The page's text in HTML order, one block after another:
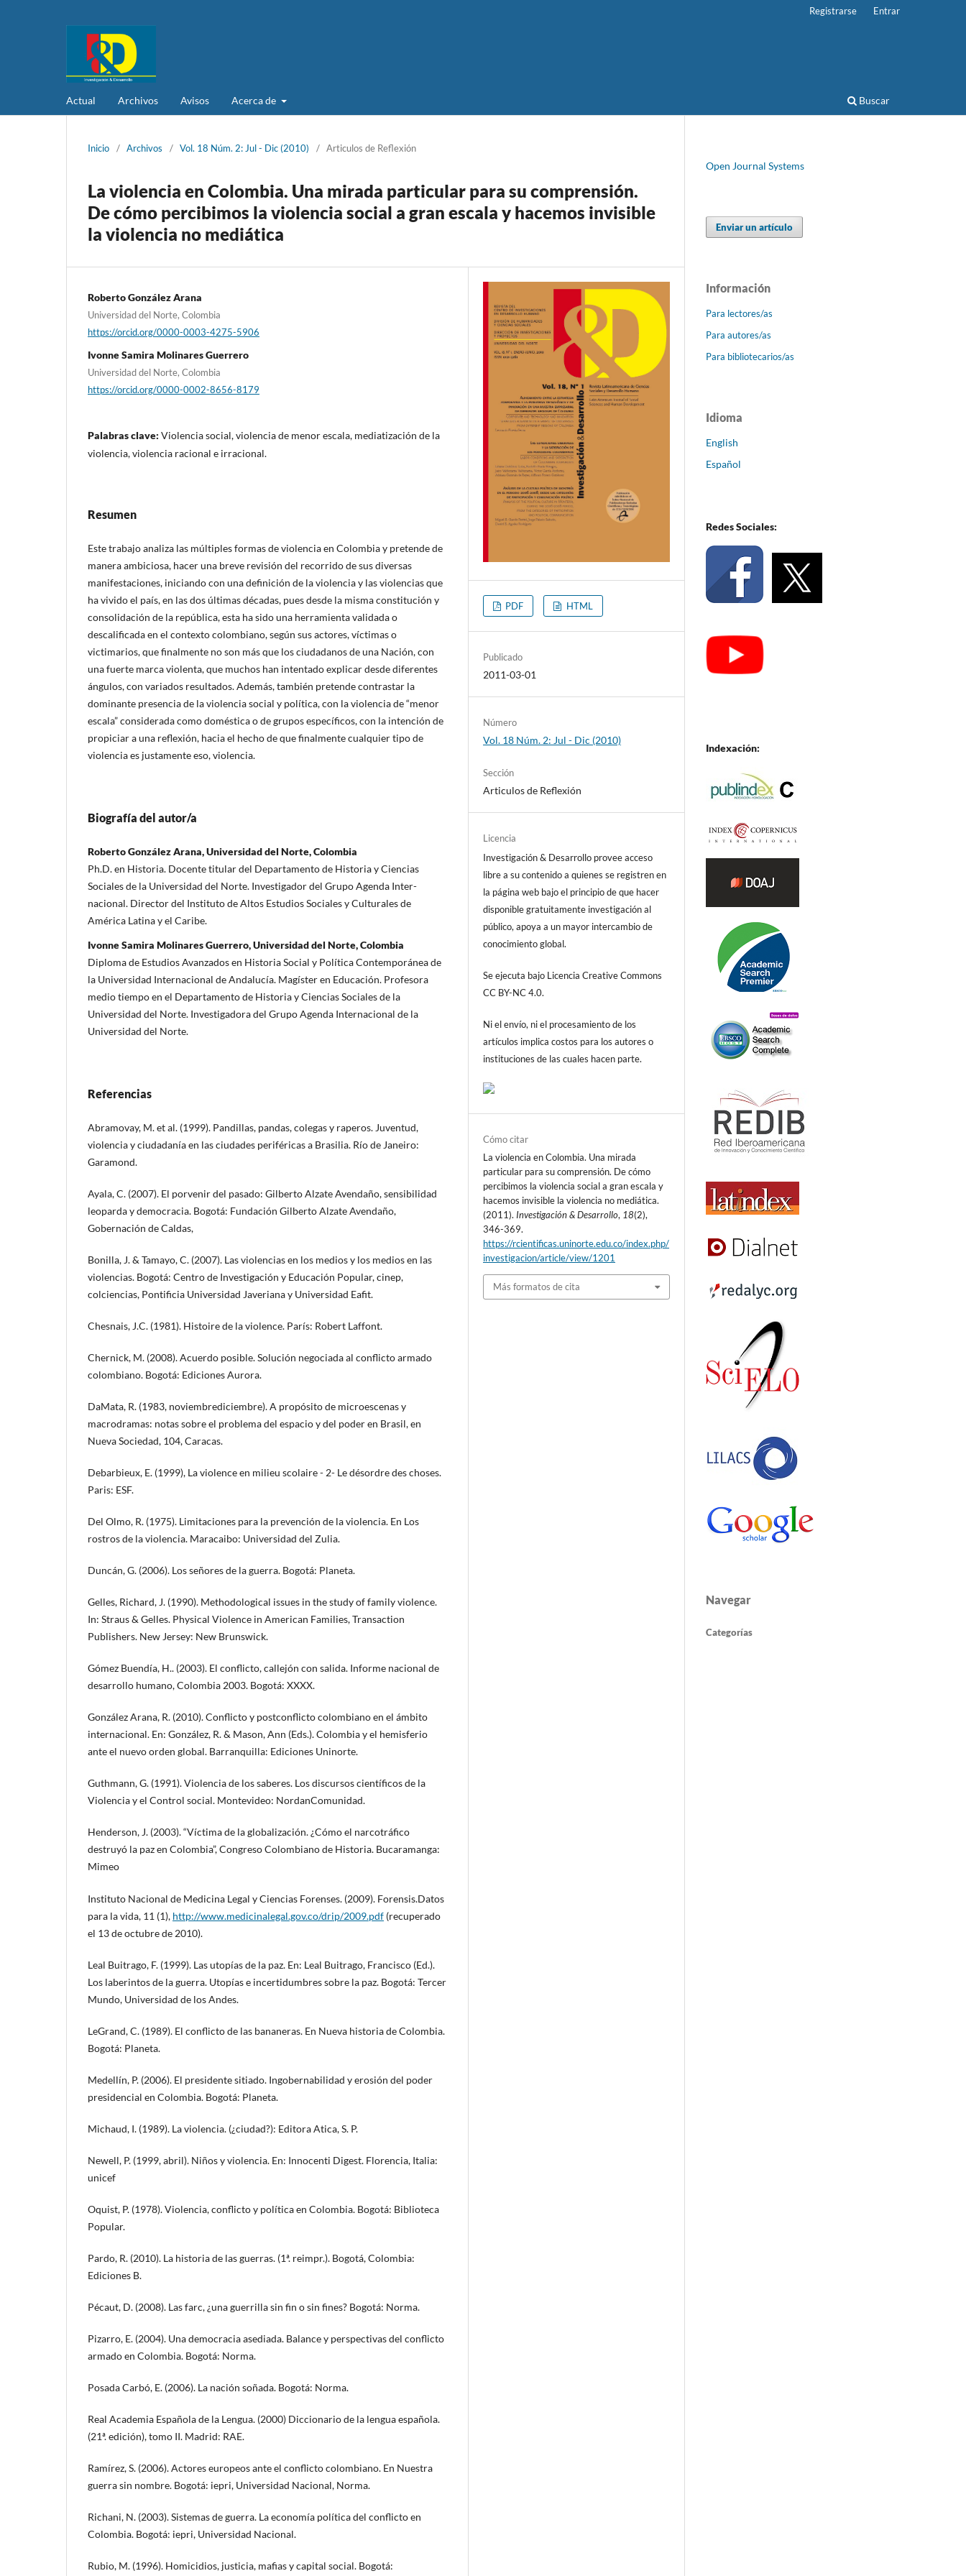
Actual Archivos Avisos Acerca de Buscar
Registrarse Entrar
Inicio / Archivos / Vol. 18 Núm. 2: Jul - Dic (2010) / Articulos de Reflexión
La violencia en Colombia. Una mirada particular para su comprensión.
De cómo percibimos la violencia social a gran escala y hacemos invisible
la violencia no mediática
Roberto González Arana
Universidad del Norte, Colombia
https://orcid.org/0000-0003-4275-5906
Ivonne Samira Molinares Guerrero
Universidad del Norte, Colombia
https://orcid.org/0000-0002-8656-8179
Palabras clave: Violencia social, violencia de menor escala, me­diatización de la
violencia, violencia racional e irracional.
Resumen
Este trabajo analiza las múltiples formas de violencia en Colombia y pretende de
manera ambiciosa, hacer una breve revisión del recorrido de sus diversas
manifestaciones, iniciando con una definición de la violencia y las violencias que
ha vivido el país, en las dos últimas décadas, pues desde la misma constitución y
consolidación de la república, esta ha sido una herramienta validada o
descalificada en el contexto colombiano, según sus actores, víctimas o
victimarios, que finalmente no son más que los ciudadanos de una Nación, con
una fuerte marca violenta, que muchos han intentado explicar desde diferentes
ángulos, con variados resultados. Además, también pretende contrastar la
dominante presencia de la violencia social y política, con la violencia de “menor
escala” considerada como doméstica o de grupos específicos, con la intención de
propiciar a una reflexión, hacia el hecho de que finalmente cualquier tipo de
violencia es justamente eso, violencia.
Biografía del autor/a
Roberto González Arana, Universidad del Norte, Colombia
Ph.D. en Historia. Docente titular del Departamento de Historia y Ciencias
Sociales de la Universidad del Norte. Investigador del Grupo Agenda Inter­
nacional. Director del Instituto de Altos Estudios Sociales y Culturales de
América Latina y el Caribe.
Ivonne Samira Molinares Guerrero, Universidad del Norte, Colombia
Diploma de Estudios Avanzados en Historia Social y Política Contemporánea de
la Universidad Internacional de Andalucía. Magíster en Educación. Pro­fesora
medio tiempo en el Departamento de Historia y Ciencias Sociales de la
Universidad del Norte. Investigadora del Grupo Agenda Internacional de la
Universidad del Norte.
Referencias
Abramovay, M. et al. (1999). Pandillas, pandas, colegas y raperos. Juventud,
violencia y ciudadanía en las ciudades periféricas a Brasilia. Río de Janeiro:
Garamond.
Ayala, C. (2007). El porvenir del pasado: Gilberto Alzate Avendaño, sensibilidad
leoparda y democracia. Bogotá: Fundación Gilberto Alzate Avendaño,
Gobernación de Caldas,
Bonilla, J. & Tamayo, C. (2007). Las violencias en los medios y los medios en las
violencias. Bogotá: Centro de Investigación y Educación Popular, cinep,
colciencias, Pontificia Universidad Javeriana y Universidad Eafit.
Chesnais, J.C. (1981). Histoire de la violence. París: Robert Laffont.
Chernick, M. (2008). Acuerdo posible. Solución negociada al conflicto armado
colombiano. Bogotá: Ediciones Aurora.
DaMata, R. (1983, noviembre­diciembre). A propósito de microescenas y
macrodramas: notas sobre el problema del espacio y del poder en Brasil, en
Nueva Sociedad, 104, Caracas.
Debarbieux, E. (1999), La violence en milieu scolaire - 2- Le désordre des choses.
Paris: ESF.
Del Olmo, R. (1975). Limitaciones para la prevención de la violencia. En Los
rostros de la violencia. Maracaibo: Universidad del Zulia.
Duncán, G. (2006). Los señores de la guerra. Bogotá: Planeta.
Gelles, Richard, J. (1990). Methodological issues in the study of family violence.
In: Straus & Gelles. Physical Violence in American Families, Transaction
Publishers. New Jersey: New Brunswick.
Gómez Buendía, H.. (2003). El conflicto, callejón con salida. Informe nacional de
desarrollo humano, Colombia 2003. Bogotá: XXXX.
González Arana, R. (2010). Conflicto y postconflicto colombiano en el ámbito
internacional. En: González, R. & Mason, Ann (Eds.). Colombia y el hemisferio
ante el nuevo orden global. Barranquilla: Ediciones Uninorte.
Guthmann, G. (1991). Violencia de los saberes. Los discursos científicos de la
Violencia y el Control social. Montevideo: Nordan­Comunidad.
Henderson, J. (2003). “Víctima de la globalización. ¿Cómo el narcotráfico
destruyó la paz en Colombia”, Congreso Colombiano de Historia. Bucaramanga:
Mimeo
Instituto Nacional de Medicina Legal y Ciencias Forenses. (2009). Forensis.Datos
para la vida, 11 (1), http://www.medicinalegal.gov.co/drip/2009.pdf (recuperado
el 13 de octubre de 2010).
Leal Buitrago, F. (1999). Las utopías de la paz. En: Leal Buitrago, Francisco (Ed.).
Los laberintos de la guerra. Utopías e incertidumbres sobre la paz. Bogotá: Tercer
Mundo, Universidad de los Andes.
LeGrand, C. (1989). El conflicto de las bananeras. En Nueva historia de Colombia.
Bogotá: Planeta.
Medellín, P. (2006). El presidente sitiado. Ingobernabilidad y erosión del poder
presidencial en Colombia. Bogotá: Planeta.
Michaud, I. (1989). La violencia. (¿ciudad?): Editora Atica, S. P.
Newell, P. (1999, abril). Niños y violencia. En: Innocenti Digest. Floren­cia, Italia:
unicef
Oquist, P. (1978). Violencia, conflicto y política en Colombia. Bogotá: Biblioteca
Popular.
Pardo, R. (2010). La historia de las guerras. (1ª. reimpr.). Bogotá, Colombia:
Ediciones B.
Pécaut, D. (2008). Las farc, ¿una guerrilla sin fin o sin fines? Bogotá: Norma.
Pizarro, E. (2004). Una democracia asediada. Balance y perspectivas del conflicto
armado en Colombia. Bogotá: Norma.
Posada Carbó, E. (2006). La nación soñada. Bogotá: Norma.
Real Academia Española de la Lengua. (2000) Diccionario de la lengua española.
(21ª. edición), tomo II. Madrid: RAE.
Ramírez, S. (2006). Actores europeos ante el conflicto colombiano. En Nuestra
guerra sin nombre. Bogotá: iepri, Universidad Nacional, Norma.
Richani, N. (2003). Sistemas de guerra. La economía política del conflicto en
Colombia. Bogotá: iepri, Universidad Nacional.
Rubio, M. (1996). Homicidios, justicia, mafias y capital social. Bogotá:
PDF HTML
Publicado
2011-03-01
Número
Vol. 18 Núm. 2: Jul - Dic (2010)
Sección
Articulos de Reflexión
Licencia
Investigación & Desarrollo provee acceso
libre a su contenido a quienes se registren en
la página web bajo el principio de que hacer
disponible gratuitamente investigación al
público, apoya a un mayor intercambio de
conocimiento global.
Se ejecuta bajo Licencia Creative Commons
CC BY-NC 4.0.
Ni el envío, ni el procesamiento de los
artículos implica costos para los autores o
instituciones de las cuales hacen parte.
Cómo citar
La violencia en Colombia. Una mirada
particular para su comprensión. De cómo
percibimos la violencia social a gran escala y
hacemos invisible la violencia no mediática.
(2011). Investigación & Desarrollo, 18(2),
346-369.
https://rcientificas.uninorte.edu.co/index.php/
investigacion/article/view/1201
Más formatos de cita
Open Journal Systems
Enviar un artículo
Información
Para lectores/as
Para autores/as
Para bibliotecarios/as
Idioma
English
Español
Redes Sociales:
Indexación:
Navegar
Categorías